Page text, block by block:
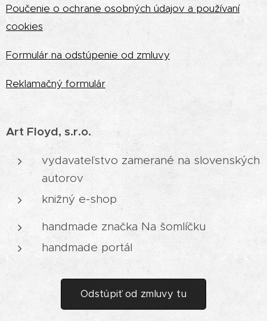
Poučenie o ochrane osobných údajov a používaní
cookies
Formulár na odstúpenie od zmluvy
Reklamačný formulár
Art Floyd, s.r.o.
vydavateľstvo zamerané na slovenských
autorov
knižný e-shop
handmade značka Na šomlíčku
handmade portál
Odstúpiť od zmluvy tu